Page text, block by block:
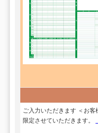
ご入力いただきます ＜お
限定させていただきます。